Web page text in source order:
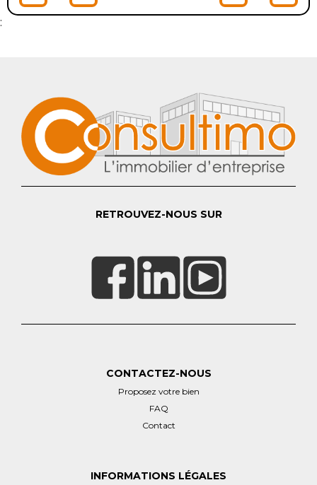
:
RETROUVEZ-NOUS SUR
CONTACTEZ-NOUS
Proposez votre bien
FAQ
Contact
INFORMATIONS LÉGALES